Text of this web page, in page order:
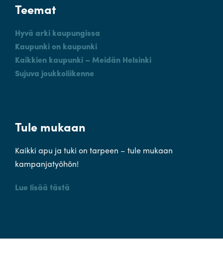
Teemat
Hyvä arki kaupungissa
Kaupunki on kaupunki
Kaikkien kaupunki – Meidän Helsinki
Sujuva joukkoliikenne
Tule mukaan
Kaikki apu ja tuki on tarpeen – tule mukaan
kampanjatyöhön!
Lue lisää tästä